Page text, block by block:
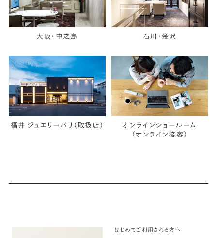
大阪・中之島 石川・金沢
福井 ジュエリーパリ（取扱店）
オンラインショールーム
（オンライン接客）
はじめてご利用される方へ